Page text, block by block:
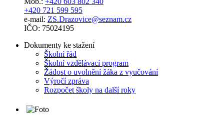
+420 721 599 595
e-mail: ZS.Drazovice@seznam.cz
IČO: 75024195
Dokumenty ke stažení
Školní řád
Školní vzdělávací program
Žádost o uvolnění žáka z vyučování
Výročí zpráva
Rozpočet školy na další roky